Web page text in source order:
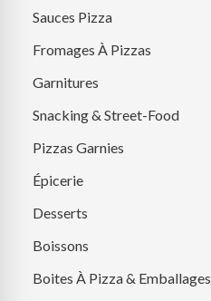
Sauces Pizza
Fromages À Pizzas
Garnitures
Snacking & Street-Food
Pizzas Garnies
Épicerie
Desserts
Boissons
Boites À Pizza & Emballages